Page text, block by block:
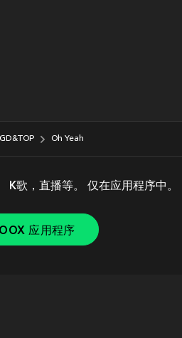
GD&TOP Oh Yeah
K歌，直播等。 仅在应用程序中。
应用程序